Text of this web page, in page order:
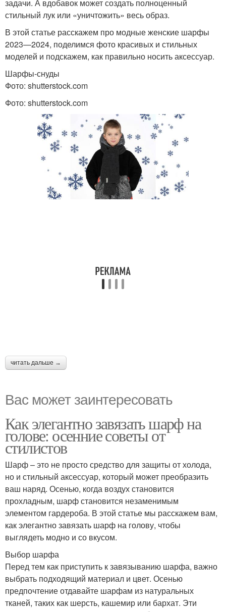
Узор с косами
Резинка для детского
задачи. А вдобавок может создать полноценный
стильный лук или «уничтожить» весь образ.
В этой статье расскажем про модные женские шарфы
2023—2024, поделимся фото красивых и стильных
моделей и подскажем, как правильно носить аксессуар.
Шарфы-снуды
Фото: shutterstock.com
Фото: shutterstock.com
читать дальше →
Вас может заинтересовать
Как элегантно завязать шарф на
голове: осенние советы от
стилистов
Шарф – это не просто средство для защиты от холода,
но и стильный аксессуар, который может преобразить
ваш наряд. Осенью, когда воздух становится
прохладным, шарф становится незаменимым
элементом гардероба. В этой статье мы расскажем вам,
как элегантно завязать шарф на голову, чтобы
выглядеть модно и со вкусом.
Выбор шарфа
Перед тем как приступить к завязыванию шарфа, важно
выбрать подходящий материал и цвет. Осенью
предпочтение отдавайте шарфам из натуральных
тканей, таких как шерсть, кашемир или бархат. Эти